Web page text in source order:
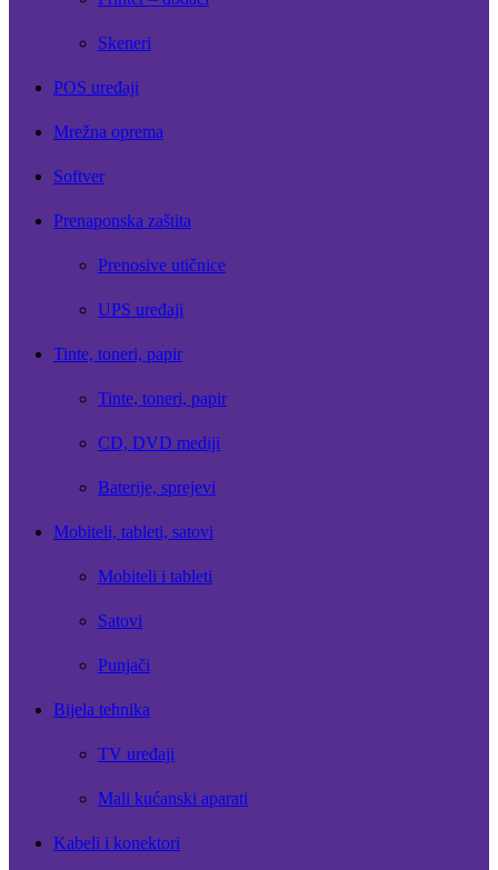
Skeneri
POS uređaji
Mrežna oprema
Softver
Prenaponska zaštita
Prenosive utičnice
UPS uređaji
Tinte, toneri, papir
Tinte, toneri, papir
CD, DVD mediji
Baterije, sprejevi
Mobiteli, tableti, satovi
Mobiteli i tableti
Satovi
Punjači
Bijela tehnika
TV uređaji
Mali kućanski aparati
Kabeli i konektori